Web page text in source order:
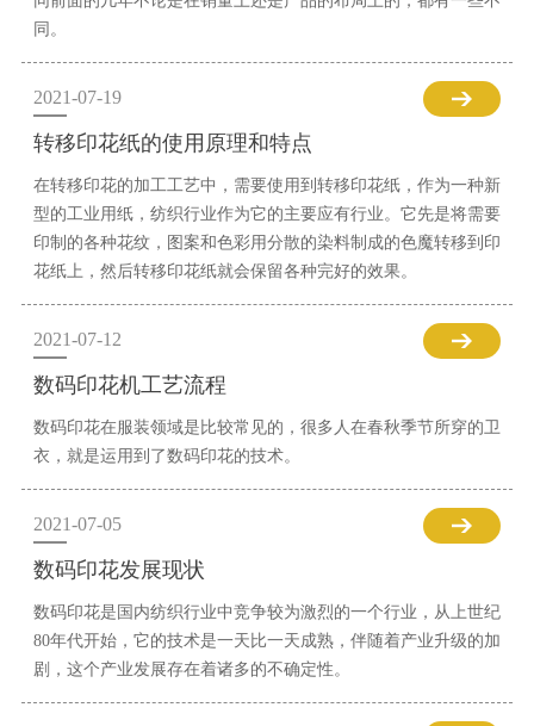
同。
2021-07-19
转移印花纸的使用原理和特点
在转移印花的加工工艺中，需要使用到转移印花纸，作为一种新
型的工业用纸，纺织行业作为它的主要应有行业。它先是将需要
印制的各种花纹，图案和色彩用分散的染料制成的色魔转移到印
花纸上，然后转移印花纸就会保留各种完好的效果。
2021-07-12
数码印花机工艺流程
数码印花在服装领域是比较常见的，很多人在春秋季节所穿的卫
衣，就是运用到了数码印花的技术。
2021-07-05
数码印花发展现状
数码印花是国内纺织行业中竞争较为激烈的一个行业，从上世纪
80年代开始，它的技术是一天比一天成熟，伴随着产业升级的加
剧，这个产业发展存在着诸多的不确定性。